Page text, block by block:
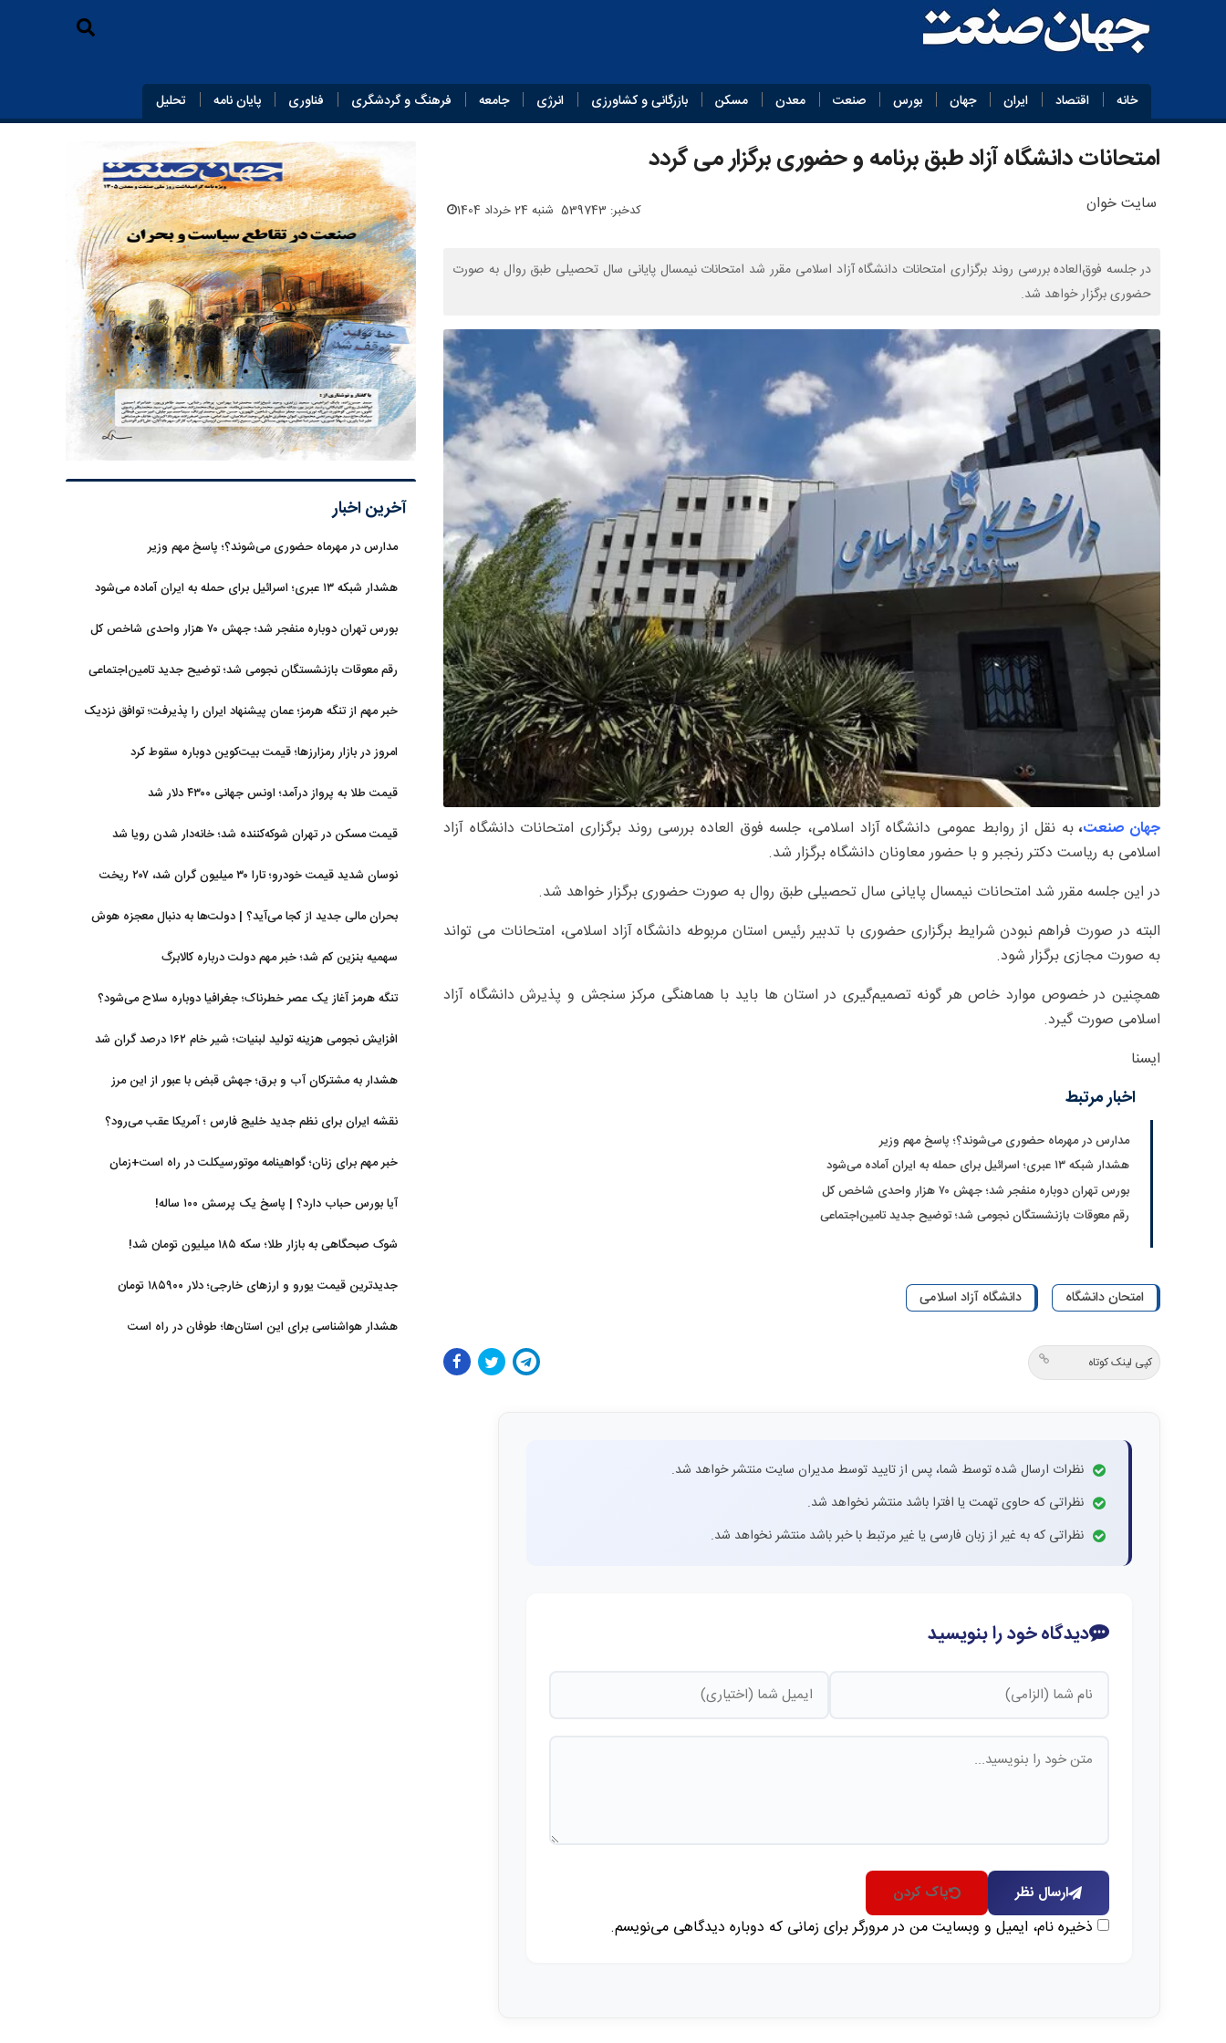
خانه اقتصاد ایران جهان بورس صنعت معدن مسکن بازرگانی و کشاورزی انرژی جامعه فرهنگ و گردشگری فناوری پایان‌ نامه تحلیل
امتحانات دانشگاه آزاد طبق برنامه و حضوری برگزار می گردد
سایت خوان کدخبر: 539743 شنبه 24 خرداد 1404
در جلسه فوق‌العاده بررسی روند برگزاری امتحانات دانشگاه آزاد اسلامی مقرر شد امتحانات نیمسال پایانی سال تحصیلی طبق روال به صورت
حضوری برگزار خواهد شد.
جهان صنعت،به نقل از روابط عمومی دانشگاه آزاد اسلامی، جلسه فوق العاده بررسی روند برگزاری امتحانات دانشگاه آزاد
اسلامی به ریاست دکتر رنجبر و با حضور معاونان دانشگاه برگزار شد.
در این جلسه مقرر شد امتحانات نیمسال پایانی سال تحصیلی طبق روال به صورت حضوری برگزار خواهد شد.
البته در صورت فراهم نبودن شرایط برگزاری حضوری با تدبیر رئیس استان مربوطه دانشگاه آزاد اسلامی، امتحانات می تواند
به صورت مجازی برگزار شود.
همچنین در خصوص موارد خاص هر گونه تصمیم‌گیری در استان ها باید با هماهنگی مرکز سنجش و پذیرش دانشگاه آزاد
اسلامی صورت گیرد.
ایسنا
اخبار مرتبط
مدارس در مهرماه حضوری می‌شوند؟؛ پاسخ مهم وزیر
هشدار شبکه ۱۳ عبری؛ اسرائیل برای حمله به ایران آماده می‌شود
بورس تهران دوباره منفجر شد؛ جهش ۷۰ هزار واحدی شاخص کل
رقم معوقات بازنشستگان نجومی شد؛ توضیح جدید تامین‌اجتماعی
امتحان دانشگاه دانشگاه آزاد اسلامی
کپی لینک کوتاه
نظرات ارسال شده توسط شما، پس از تایید توسط مدیران سایت منتشر خواهد شد.
نظراتی که حاوی تهمت یا افترا باشد منتشر نخواهد شد.
نظراتی که به غیر از زبان فارسی یا غیر مرتبط با خبر باشد منتشر نخواهد شد.
دیدگاه خود را بنویسید
ارسال نظر پاک کردن
ذخیره نام، ایمیل و وبسایت من در مرورگر برای زمانی که دوباره دیدگاهی می‌نویسم.
آخرین اخبار
مدارس در مهرماه حضوری می‌شوند؟؛ پاسخ مهم وزیر
هشدار شبکه ۱۳ عبری؛ اسرائیل برای حمله به ایران آماده می‌شود
بورس تهران دوباره منفجر شد؛ جهش ۷۰ هزار واحدی شاخص کل
رقم معوقات بازنشستگان نجومی شد؛ توضیح جدید تامین‌اجتماعی
خبر مهم از تنگه هرمز؛ عمان پیشنهاد ایران را پذیرفت؛ توافق نزدیک
امروز در بازار رمزارزها؛ قیمت بیت‌کوین دوباره سقوط کرد
قیمت طلا به پرواز درآمد؛ اونس جهانی ۴۳۰۰ دلار شد
قیمت مسکن در تهران شوکه‌کننده شد؛ خانه‌دار شدن رویا شد
نوسان شدید قیمت خودرو؛ تارا ۳۰ میلیون گران شد، ۲۰۷ ریخت
بحران مالی جدید از کجا می‌آید؟ | دولت‌ها به دنبال معجزه هوش
سهمیه بنزین کم شد؛ خبر مهم دولت درباره کالابرگ
تنگه هرمز آغاز یک عصر خطرناک؛ جغرافیا دوباره سلاح می‌شود؟
افزایش نجومی هزینه تولید لبنیات؛ شیر خام ۱۶۲ درصد گران شد
هشدار به مشترکان آب و برق؛ جهش قبض با عبور از این مرز
نقشه ایران برای نظم جدید خلیج فارس ؛ آمریکا عقب می‌رود؟
خبر مهم برای زنان؛ گواهینامه موتورسیکلت در راه است+زمان
آیا بورس حباب دارد؟ | پاسخ یک پرسش ۱۰۰ ساله!
شوک صبحگاهی به بازار طلا؛ سکه ۱۸۵ میلیون تومان شد!
جدیدترین قیمت یورو و ارزهای خارجی؛ دلار ۱۸۵۹۰۰ تومان
هشدار هواشناسی برای این استان‌ها؛ طوفان در راه است